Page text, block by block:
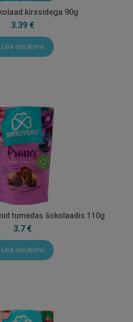
kirssidega 90g
3.39 €
Lisa ostukorvi
tumedas šokolaadis 110g
3.7 €
Lisa ostukorvi